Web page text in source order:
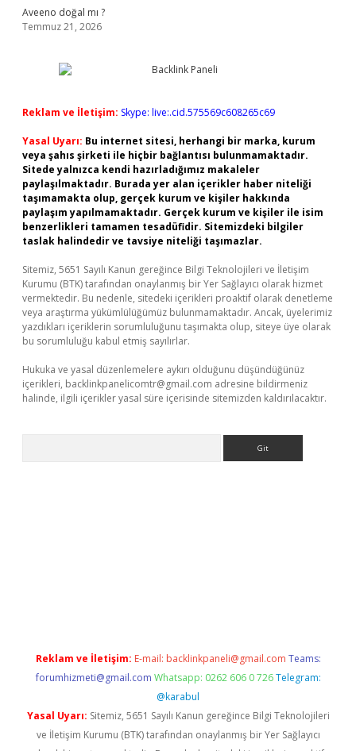
Aveeno doğal mı ?
Temmuz 21, 2026
Reklam ve İletişim: Skype: live:.cid.575569c608265c69
Yasal Uyarı: Bu internet sitesi, herhangi bir marka, kurum
veya şahıs şirketi ile hiçbir bağlantısı bulunmamaktadır.
Sitede yalnızca kendi hazırladığımız makaleler
paylaşılmaktadır. Burada yer alan içerikler haber niteliği
taşımamakta olup, gerçek kurum ve kişiler hakkında
paylaşım yapılmamaktadır. Gerçek kurum ve kişiler ile isim
benzerlikleri tamamen tesadüfidir. Sitemizdeki bilgiler
taslak halindedir ve tavsiye niteliği taşımazlar.
Sitemiz, 5651 Sayılı Kanun gereğince Bilgi Teknolojileri ve İletişim
Kurumu (BTK) tarafından onaylanmış bir Yer Sağlayıcı olarak hizmet
vermektedir. Bu nedenle, sitedeki içerikleri proaktif olarak denetleme
veya araştırma yükümlülüğümüz bulunmamaktadır. Ancak, üyelerimiz
yazdıkları içeriklerin sorumluluğunu taşımakta olup, siteye üye olarak
bu sorumluluğu kabul etmiş sayılırlar.
Hukuka ve yasal düzenlemelere aykırı olduğunu düşündüğünüz
içerikleri, backlinkpanelicomtr@gmail.com adresine bildirmeniz
halinde, ilgili içerikler yasal süre içerisinde sitemizden kaldırılacaktır.
Reklam ve İletişim: E-mail: backlinkpaneli@gmail.com Teams:
forumhizmeti@gmail.com Whatsapp: 0262 606 0 726 Telegram:
@karabul
Yasal Uyarı: Sitemiz, 5651 Sayılı Kanun gereğince Bilgi Teknolojileri
ve İletişim Kurumu (BTK) tarafından onaylanmış bir Yer Sağlayıcı